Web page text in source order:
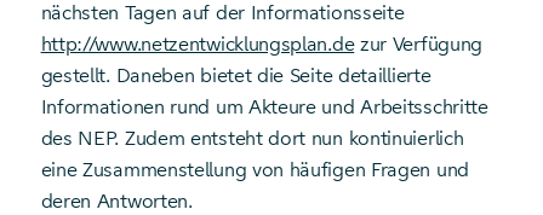
nächsten Tagen auf der Informationsseite
http://www.netzentwicklungsplan.dezur Verfügung
gestellt. Daneben bietet die Seite detaillierte
Informationen rund um Akteure und Arbeitsschritte
des NEP. Zudem entsteht dort nun kontinuierlich
eine Zusammenstellung von häufigen Fragen und
deren Antworten.